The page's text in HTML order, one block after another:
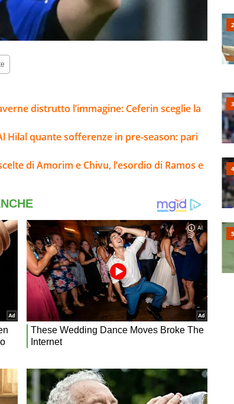
distrutto l’immagine: Ceferin sceglie la
Hilal quante sofferenze in pre-season: pari
di Amorim e Chivu, l’esordio di Ramos e